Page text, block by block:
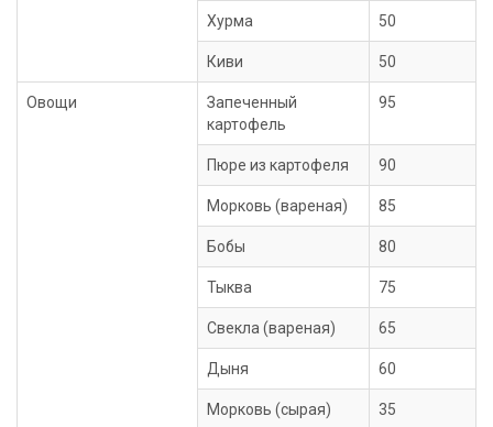
Хурма 50
Киви 50
Овощи
Запеченный
картофель
95
Пюре из картофеля 90
Морковь (вареная) 85
Бобы 80
Тыква 75
Свекла (вареная) 65
Дыня 60
Морковь (сырая) 35